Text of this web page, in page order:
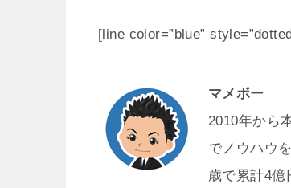
[line color=”blue”
マメボー
2010年から
でノウハウ
歳で累計4億